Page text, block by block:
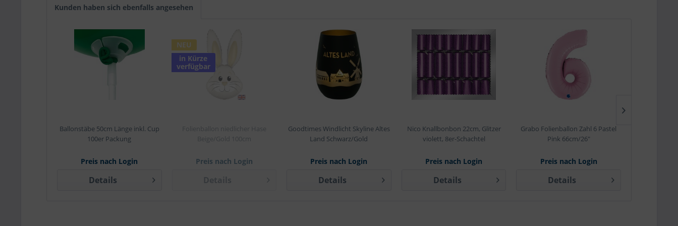
Kunden haben sich ebenfalls angesehen
Ballonstäbe 50cm Länge inkl. Cup
100er Packung
Preis nach Login
Details
NEU
in Kürze
verfügbar
Folienballon niedlicher Hase
Beige/Gold 100cm
Preis nach Login
Goodtimes Windlicht Skyline Altes
Land Schwarz/Gold
Preis nach Login
Details
Nico Knallbonbon 22cm, Glitzer
violett, 8er-Schachtel
Preis nach Login
Details
Grabo Folienballon Zahl 6 Pastel
Pink 66cm/26"
Preis nach Login
Details